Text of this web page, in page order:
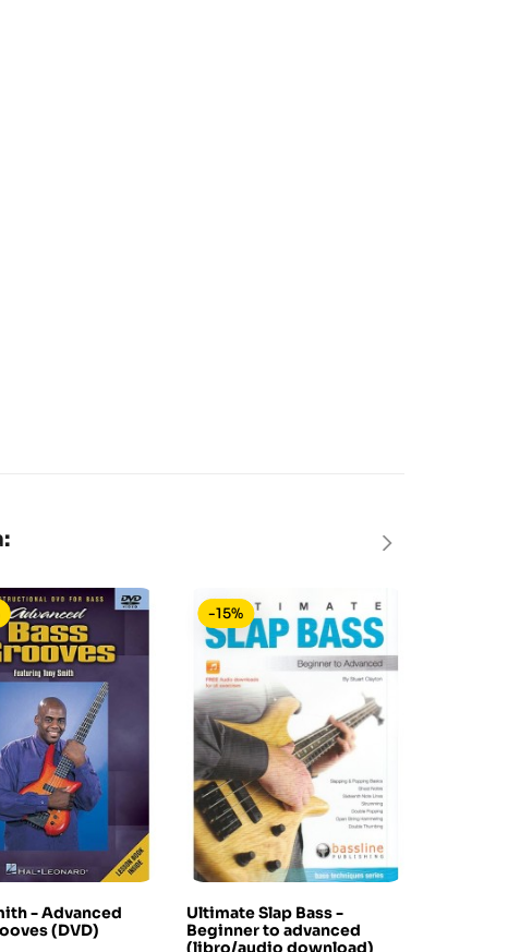
- Advanced
(DVD)
Ultimate Slap Bass -
Beginner to advanced
(libro/audio download)
-15%